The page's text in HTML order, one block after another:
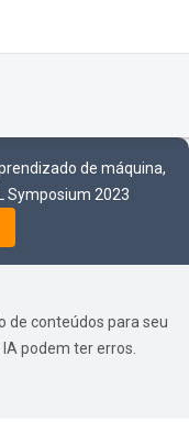
de máquina,
Symposium 2023
de conteúdos para seu
podem ter erros.